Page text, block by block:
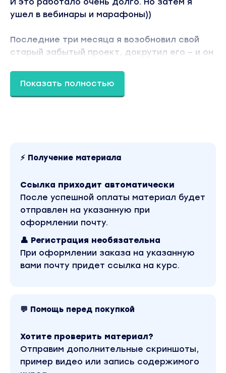
ушел в вебинары и марафоны))
Последние три месяца я возобновил свой
старый забытый проект, докрутил его – и он
-Дорого уже продать очень сложно
-На бесплатных консультациях одни
-Системы, чтобы клиенты были регулярно -
нет…что делать?
Я эту проблему решил и показал в своей
шоу-воронке
Что я сделал?
теме - денежное мышление. И
спроектировал микро-воронку под ее
И она сработала!
Показать полностью
⚡ Получение материала
Ссылка приходит автоматически
После успешной оплаты материал будет
отправлен на указанную при
оформлении почту.
👤 Регистрация необязательна
При оформлении заказа на указанную
вами почту придет ссылка на курс.
💬 Помощь перед покупкой
Хотите проверить материал?
Отправим дополнительные скриншоты,
пример видео или запись содержимого